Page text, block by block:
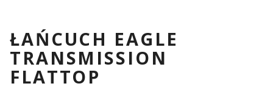
ŁAŃCUCH EAGLE
TRANSMISSION
FLATTOP